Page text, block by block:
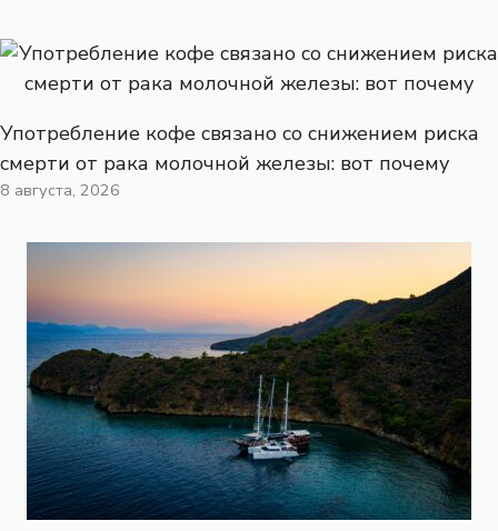
Употребление кофе связано со снижением риска
смерти от рака молочной железы: вот почему
8 августа, 2026